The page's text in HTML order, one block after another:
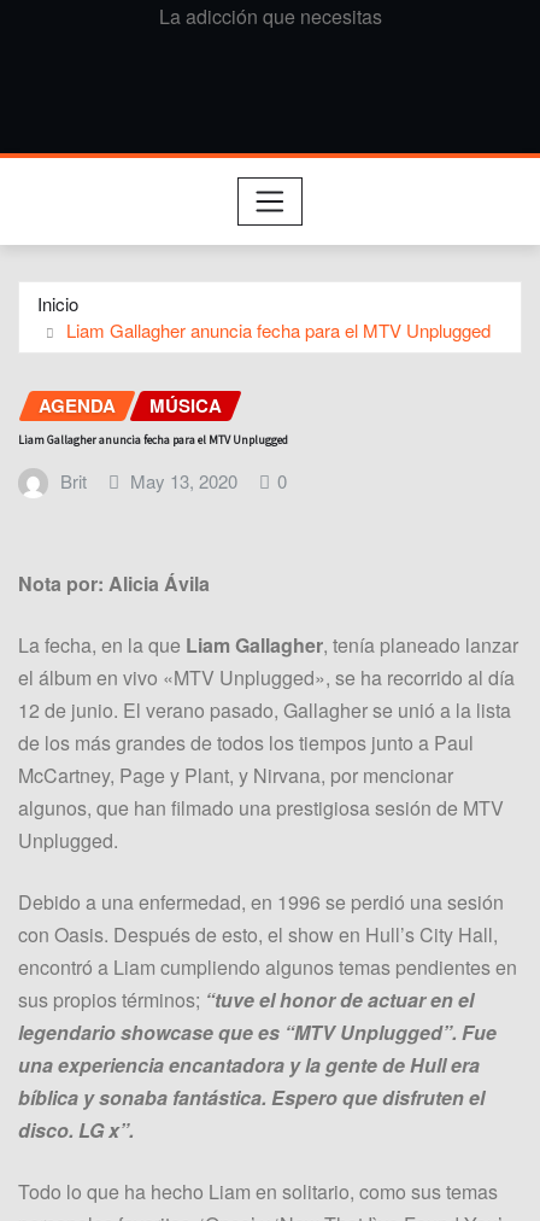
La adicción que necesitas
Inicio
Liam Gallagher anuncia fecha para el MTV Unplugged
AGENDA MÚSICA
Liam Gallagher anuncia fecha para el MTV Unplugged
Brit May 13, 2020 0
Nota por: Alicia Ávila
La fecha, en la que Liam Gallagher, tenía planeado lanzar
el álbum en vivo «MTV Unplugged», se ha recorrido al día
12 de junio. El verano pasado, Gallagher se unió a la lista
de los más grandes de todos los tiempos junto a Paul
McCartney, Page y Plant, y Nirvana, por mencionar
algunos, que han filmado una prestigiosa sesión de MTV
Unplugged.
Debido a una enfermedad, en 1996 se perdió una sesión
con Oasis. Después de esto, el show en Hull’s City Hall,
encontró a Liam cumpliendo algunos temas pendientes en
sus propios términos; “tuve el honor de actuar en el
legendario showcase que es “MTV Unplugged”. Fue
una experiencia encantadora y la gente de Hull era
bíblica y sonaba fantástica. Espero que disfruten el
disco. LG x”.
Todo lo que ha hecho Liam en solitario, como sus temas